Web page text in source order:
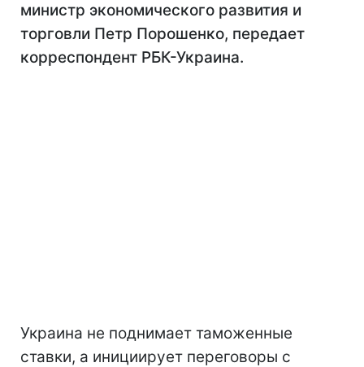
министр экономического развития и
торговли Петр Порошенко, передает
корреспондент РБК-Украина.
Украина не поднимает таможенные
ставки, а инициирует переговоры с